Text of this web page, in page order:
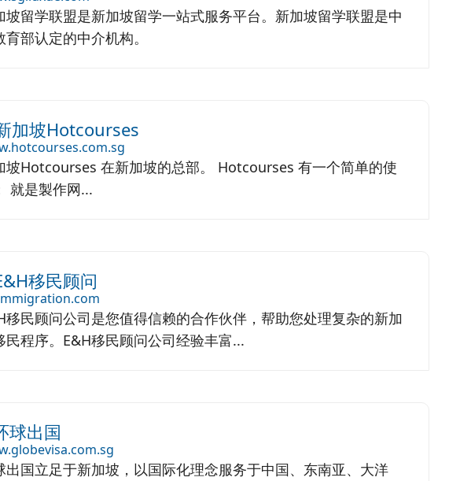
坡留学联盟是新加坡留学一站式服务平台。新加坡留学联盟是中
育部认定的中介机构。
加坡Hotcourses
坡Hotcourses 在新加坡的总部。 Hotcourses 有一个简单的使
就是製作网...
移民顾问
移民顾问公司是您值得信赖的合作伙伴，帮助您处理复杂的新加
民程序。E&H移民顾问公司经验丰富...
球出国
出国立足于新加坡，以国际化理念服务于中国、东南亚、大洋